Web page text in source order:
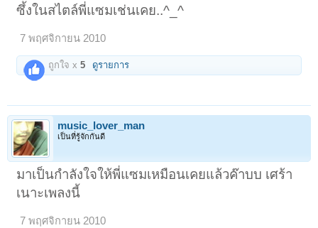
ซึ้งในสไตล์พี่แซมเช่นเคย..^_^
7 พฤศจิกายน 2010
ถูกใจ x5 ดูรายการ
music_lover_man
เป็นที่รู้จักกันดี
มาเป็นกำลังใจให้พี่แซมเหมือนเคยแล้วค๊าบบ เศร้า
เนาะเพลงนี้
7 พฤศจิกายน 2010